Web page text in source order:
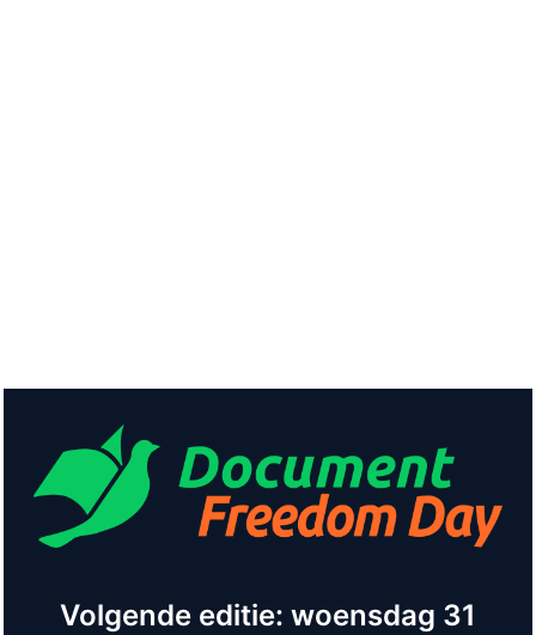
Volgende editie: woensdag 31